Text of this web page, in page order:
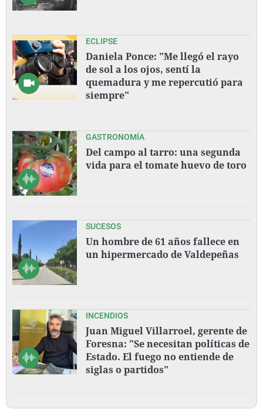
ECLIPSE
Daniela Ponce: "Me llegó el rayo
de sol a los ojos, sentí la
quemadura y me repercutió para
siempre"
GASTRONOMÍA
Del campo al tarro: una segunda
vida para el tomate huevo de toro
SUCESOS
Un hombre de 61 años fallece en
un hipermercado de Valdepeñas
INCENDIOS
Juan Miguel Villarroel, gerente de
Foresna: "Se necesitan políticas de
Estado. El fuego no entiende de
siglas o partidos"